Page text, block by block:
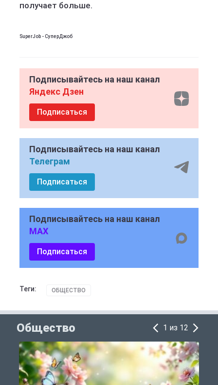
получает больше.
SuperJob - СуперДжоб
Подписывайтесь на наш канал
Яндекс Дзен
Подписаться
Подписывайтесь на наш канал
Телеграм
Подписаться
Подписывайтесь на наш канал
MAX
Подписаться
Теги: ОБЩЕСТВО
Общество 1 из 12